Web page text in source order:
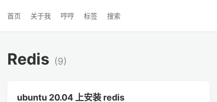
首页 关于我 哼哼 标签 搜索
Redis (9)
ubuntu 20.04 上安装 redis